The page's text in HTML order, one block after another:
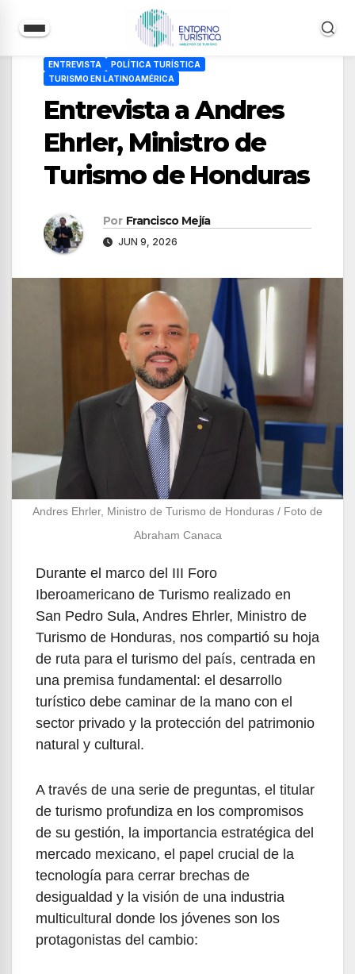
ENTREVISTA
POLÍTICA TURÍSTICA
TURISMO EN LATINOAMÉRICA
Entrevista a Andres
Ehrler, Ministro de
Turismo de Honduras
Por Francisco Mejía
JUN 9, 2026
Andres Ehrler, Ministro de Turismo de Honduras / Foto de
Abraham Canaca
Durante el marco del III Foro
Iberoamericano de Turismo realizado en
San Pedro Sula, Andres Ehrler, Ministro de
Turismo de Honduras, nos compartió su hoja
de ruta para el turismo del país, centrada en
una premisa fundamental: el desarrollo
turístico debe caminar de la mano con el
sector privado y la protección del patrimonio
natural y cultural.
A través de una serie de preguntas, el titular
de turismo profundiza en los compromisos
de su gestión, la importancia estratégica del
mercado mexicano, el papel crucial de la
tecnología para cerrar brechas de
desigualdad y la visión de una industria
multicultural donde los jóvenes son los
protagonistas del cambio: